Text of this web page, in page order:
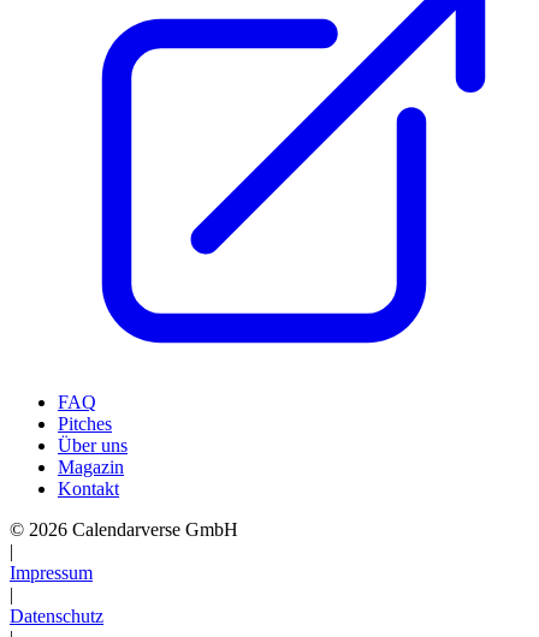
FAQ
Pitches
Über uns
Magazin
Kontakt
© 2026 Calendarverse GmbH
|
Impressum
|
Datenschutz